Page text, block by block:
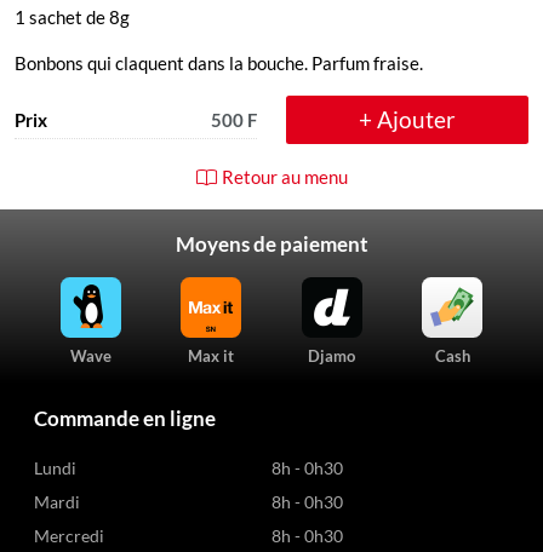
1 sachet de 8g
Bonbons qui claquent dans la bouche. Parfum fraise.
Prix 500 F + Ajouter
Retour au menu
Moyens de paiement
Wave Max it Djamo Cash
Commande en ligne
Lundi
8h - 0h30
Mardi
8h - 0h30
Mercredi
8h - 0h30